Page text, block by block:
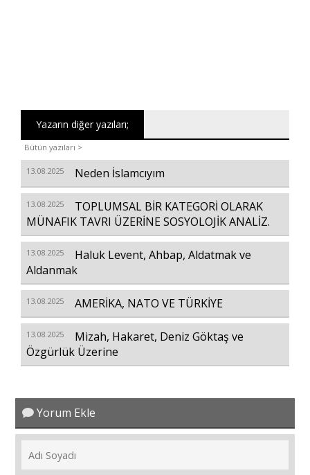
Yazarın diğer yazıları;
Bütün yazıları >
13.08.2025 Neden İslamcıyım
13.08.2025
TOPLUMSAL BİR KATEGORİ OLARAK
MÜNAFIK TAVRI ÜZERİNE SOSYOLOJİK ANALİZ.
13.08.2025
Haluk Levent, Ahbap, Aldatmak ve
Aldanmak
13.08.2025 AMERİKA, NATO VE TÜRKİYE
13.08.2025
Mizah, Hakaret, Deniz Göktaş ve
Özgürlük Üzerine
Yorum Ekle